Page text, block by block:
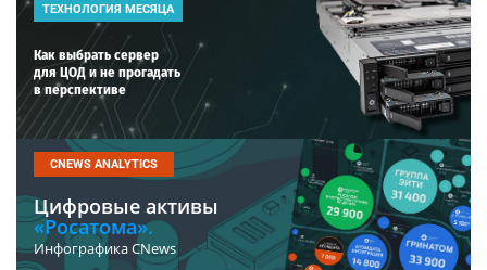
ТЕХНОЛОГИЯ МЕСЯЦА
Как выбрать сервер
для ЦОД и не прогадать
в перспективе
CNEWS ANALYTICS
Цифровые активы
«Росатома».
Инфографика CNews